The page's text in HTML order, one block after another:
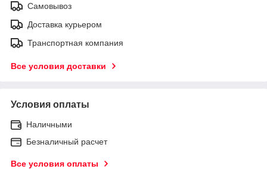
Самовывоз
Доставка курьером
Транспортная компания
Все условия доставки
Условия оплаты
Наличными
Безналичный расчет
Все условия оплаты